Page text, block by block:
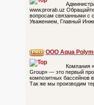
www.prorab.uz
вопросам связанными с
Уважением, Главный
ООО Aqua
Компания
Group» — это первый
композитных бассейнов в
Так же мы производим